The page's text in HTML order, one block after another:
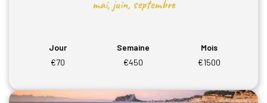
mai, juin, septembre
Jour
€70
Semaine
€450
Mois
€1500